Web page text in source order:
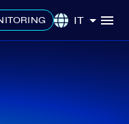
IT